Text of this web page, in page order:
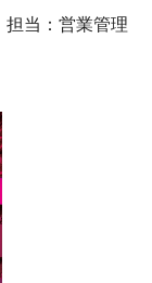
理